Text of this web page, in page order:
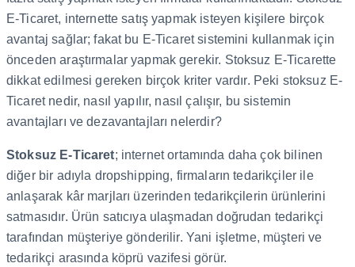
E-Ticaret, internette satış yapmak isteyen kişilere birçok
avantaj sağlar; fakat bu E-Ticaret sistemini kullanmak için
önceden araştırmalar yapmak gerekir. Stoksuz E-Ticarette
dikkat edilmesi gereken birçok kriter vardır. Peki stoksuz E-
Ticaret nedir, nasıl yapılır, nasıl çalışır, bu sistemin
avantajları ve dezavantajları nelerdir?
Stoksuz E-Ticaret; internet ortamında daha çok bilinen
diğer bir adıyla dropshipping, firmaların tedarikçiler ile
anlaşarak kâr marjları üzerinden tedarikçilerin ürünlerini
satmasıdır. Ürün satıcıya ulaşmadan doğrudan tedarikçi
tarafından müşteriye gönderilir. Yani işletme, müşteri ve
tedarikçi arasında köprü vazifesi görür.